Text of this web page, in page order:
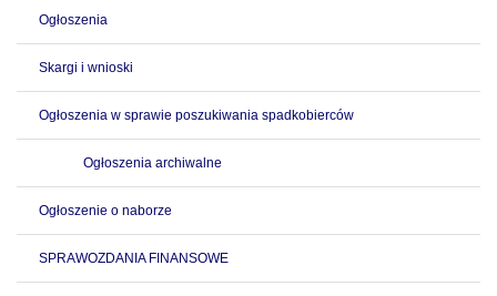
Ogłoszenia
Skargi i wnioski
Ogłoszenia w sprawie poszukiwania spadkobierców
Ogłoszenia archiwalne
Ogłoszenie o naborze
SPRAWOZDANIA FINANSOWE